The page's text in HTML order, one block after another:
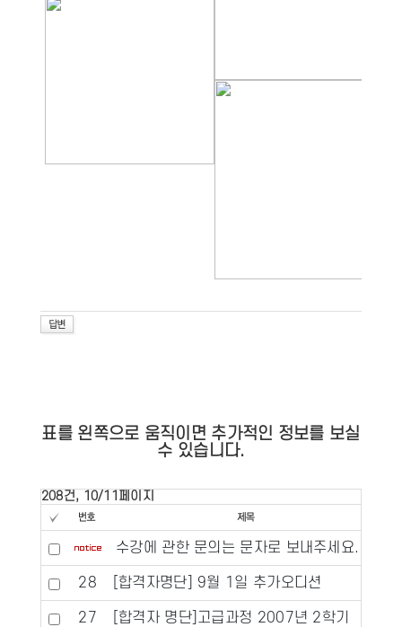
표를 왼쪽으로 움직이면 추가적인 정보를 보실
수 있습니다.
208건, 10/11페이지
수강에 관한 문의는 문자로 보내주세요.
28 [합격자명단] 9월 1일 추가오디션
27 [합격자 명단]고급과정 2007년 2학기